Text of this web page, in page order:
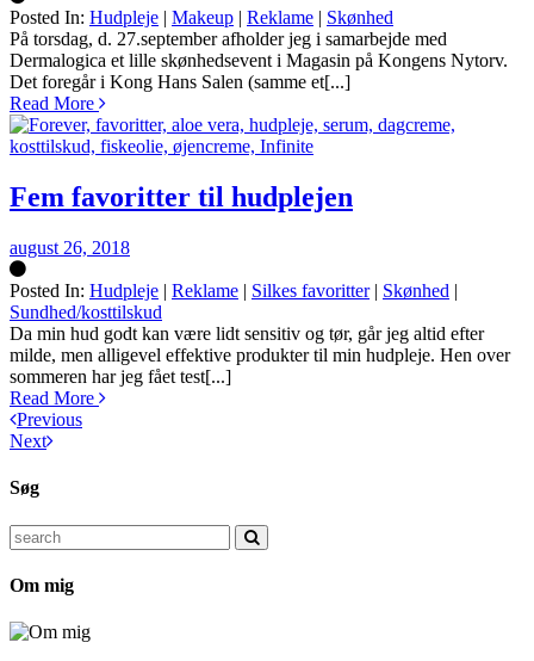
Posted In: Hudpleje | Makeup | Reklame | Skønhed
Silke
På torsdag, d. 27.september afholder jeg i samarbejde med
Dermalogica et lille skønhedsevent i Magasin på Kongens Nytorv.
Det foregår i Kong Hans Salen (samme et[...]
Read More
Fem favoritter til hudplejen
august 26, 2018
Posted In: Hudpleje | Reklame | Silkes favoritter| Skønhed |
Sundhed/kosttilskud
Silke
Da min hud godt kan være lidt sensitiv og tør, går jeg altid efter
milde, men alligevel effektive produkter til min hudpleje. Hen over
sommeren har jeg fået test[...]
Read More
Previous
Next
Søg
Search
for:
Om mig